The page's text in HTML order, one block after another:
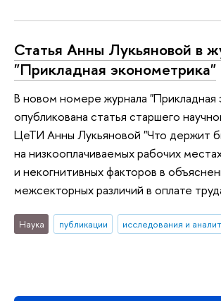
Статья Анны Лукьяновой в
"Прикладная эконометрика"
В новом номере журнала "Прикладная
опубликована статья старшего
ЦеТИ Анны Лукьяновой "Что держит
на низкооплачиваемых рабочих
и некогнитивных факторов в
межсекторных различий в оплате
Наука публикации исследования и